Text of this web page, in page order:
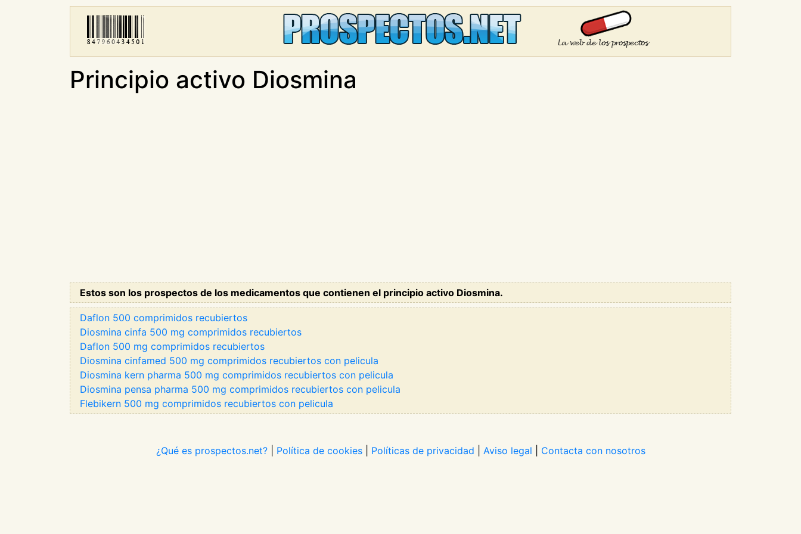
Principio activo Diosmina
Estos son los prospectos de los medicamentos que contienen el principio activo Diosmina.
Daflon 500 comprimidos recubiertos
Diosmina cinfa 500 mg comprimidos recubiertos
Daflon 500 mg comprimidos recubiertos
Diosmina cinfamed 500 mg comprimidos recubiertos con pelicula
Diosmina kern pharma 500 mg comprimidos recubiertos con pelicula
Diosmina pensa pharma 500 mg comprimidos recubiertos con pelicula
Flebikern 500 mg comprimidos recubiertos con pelicula
¿Qué es prospectos.net?| Política de cookies| Políticas de privacidad Aviso legal Contacta con nosotros